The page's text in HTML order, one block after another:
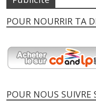
POUR NOURRIR TA
POUR NOUS SUIVRE